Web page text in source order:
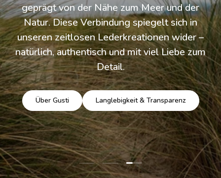
geprägt von der Nähe zum Meer und der
Natur. Diese Verbindung spiegelt sich in
unseren zeitlosen Lederkreationen wider –
natürlich, authentisch und mit viel Liebe zum
Detail.
Über Gusti Langlebigkeit & Transparenz
Folie laden 1 von 3
Folie laden 2 von 3
Folie laden 3 von 3